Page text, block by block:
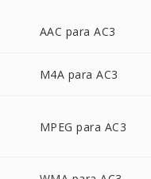
AAC para AC3
M4A para AC3
MPEG para AC3